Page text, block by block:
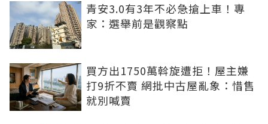
青安3.0有3年不必急搶上車！專
家：選舉前是觀察點
買方出1750萬斡旋遭拒！屋主嫌
打9折不賣 網批中古屋亂象：惜售
就別喊賣